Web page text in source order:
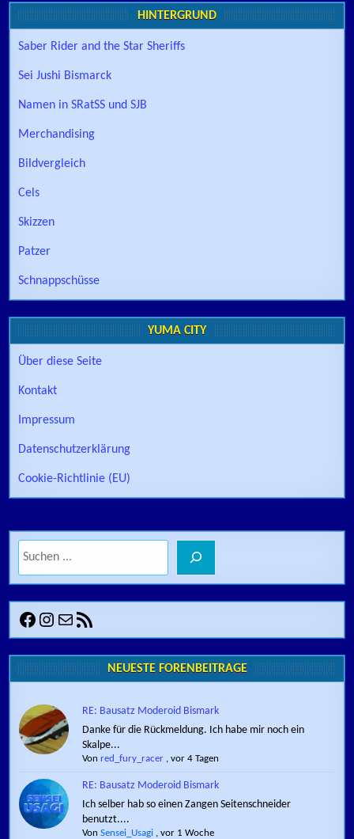
HINTERGRUND
Saber Rider and the Star Sheriffs
Sei Jushi Bismarck
Namen in SRatSS und SJB
Merchandising
Bildvergleich
Cels
Skizzen
Patzer
Schnappschüsse
YUMA CITY
Über diese Seite
Kontakt
Impressum
Datenschutzerklärung
Cookie-Richtlinie (EU)
Facebook
Instagram
E-MailRSS-Feed
NEUESTE FORENBEITRÄGE
RE: Bausatz Moderoid Bismark
Danke für die Rückmeldung. Ich habe mir noch ein
Skalpe...
Vonred_fury_racer ,vor 4 Tagen
RE: Bausatz Moderoid Bismark
Ich selber hab so einen Zangen Seitenschneider
benutzt....
VonSensei_Usagi ,vor 1 Woche